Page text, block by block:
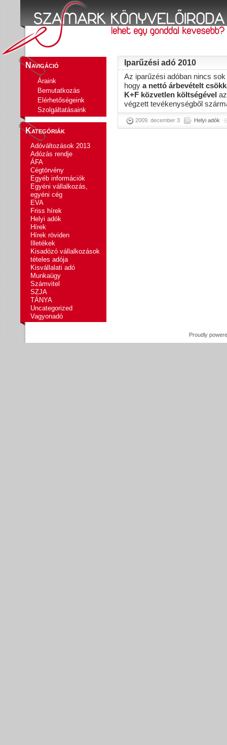
Navigáció
Áraink
Bemutatkozás
Elérhetőségeink
Szolgáltatásaink
Kategóriák
Adóváltozások 2013
Adózás rendje
ÁFA
Cégtörvény
Egyéb információk
Egyéni vállalkozás,
egyéni cég
EVA
Friss hírek
Helyi adók
Hírek
Hírek röviden
Illetékek
Kisadózó vállalkozások
tételes adója
Kisvállalati adó
Munkaügy
Számvitel
SZJA
TÁNYA
Uncategorized
Vagyonadó
Iparűzési adó 2010
Az iparűzési adóban nincs
hogy a nettó árbevételt
K+F közvetlen költségével
végzett tevékenységből
2009. december 3 Helyi adók
Proudly